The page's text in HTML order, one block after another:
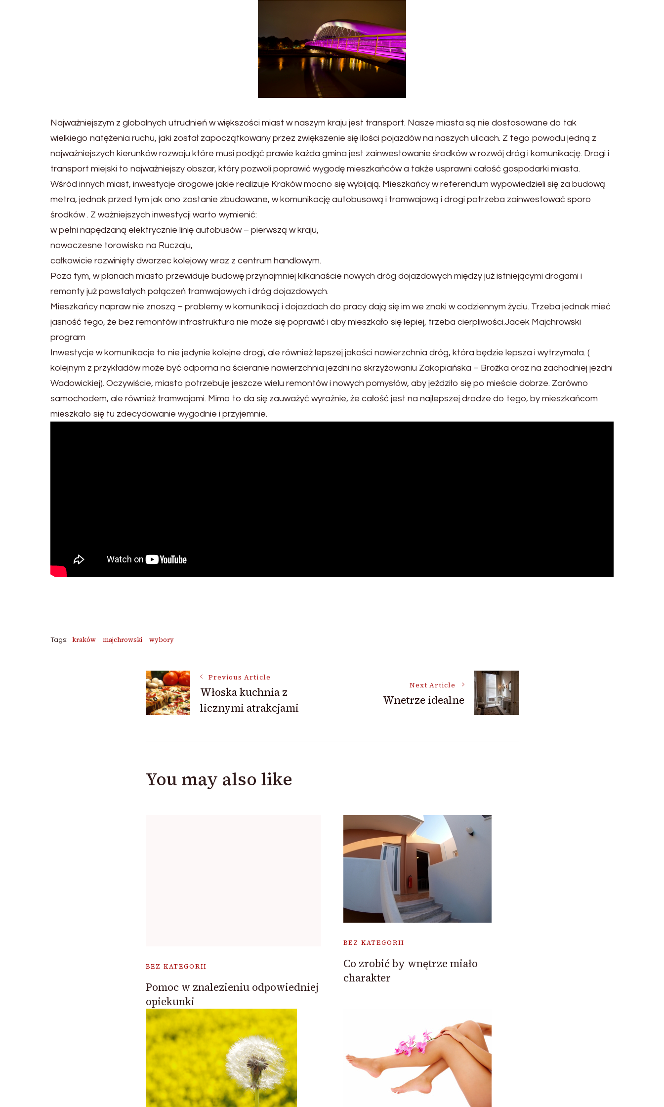
Najważniejszym z globalnych utrudnień w większości miast w naszym kraju jest transport. Nasze miasta są nie dostosowane do tak
wielkiego natężenia ruchu, jaki został zapoczątkowany przez zwiększenie się ilości pojazdów na naszych ulicach. Z tego powodu jedną z
najważniejszych kierunków rozwoju które musi podjąć prawie każda gmina jest zainwestowanie środków w rozwój dróg i komunikację. Drogi i
transport miejski to najważniejszy obszar, który pozwoli poprawić wygodę mieszkańców a także usprawni całość gospodarki miasta.
Wśród innych miast, inwestycje drogowe jakie realizuje Kraków mocno się wybijają. Mieszkańcy w referendum wypowiedzieli się za budową
metra, jednak przed tym jak ono zostanie zbudowane, w komunikację autobusową i tramwajową i drogi potrzeba zainwestować sporo
środków . Z ważniejszych inwestycji warto wymienić:
w pełni napędzaną elektrycznie linię autobusów – pierwszą w kraju,
nowoczesne torowisko na Ruczaju,
całkowicie rozwinięty dworzec kolejowy wraz z centrum handlowym.
Poza tym, w planach miasto przewiduje budowę przynajmniej kilkanaście nowych dróg dojazdowych między już istniejącymi drogami i
remonty już powstałych połączeń tramwajowych i dróg dojazdowych.
Mieszkańcy napraw nie znoszą – problemy w komunikacji i dojazdach do pracy dają się im we znaki w codziennym życiu. Trzeba jednak mieć
jasność tego, że bez remontów infrastruktura nie może się poprawić i aby mieszkało się lepiej, trzeba cierpliwości.Jacek Majchrowski
program
Inwestycje w komunikacje to nie jedynie kolejne drogi, ale również lepszej jakości nawierzchnia dróg, która będzie lepsza i wytrzymała. (
kolejnym z przykładów może być odporna na ścieranie nawierzchnia jezdni na skrzyżowaniu Zakopiańska – Brożka oraz na zachodniej jezdni
Wadowickiej). Oczywiście, miasto potrzebuje jeszcze wielu remontów i nowych pomysłów, aby jeździło się po mieście dobrze. Zarówno
samochodem, ale również tramwajami. Mimo to da się zauważyć wyraźnie, że całość jest na najlepszej drodze do tego, by mieszkańcom
mieszkało się tu zdecydowanie wygodnie i przyjemnie.
Tags: kraków majchrowski wybory
Post
Navigation
Previous Article
Włoska kuchnia z
licznymi atrakcjami
Next Article
Wnetrze idealne
You may also like
BEZ KATEGORII
Pomoc w znalezieniu odpowiedniej
opiekunki
BEZ KATEGORII
Co zrobić by wnętrze miało
charakter